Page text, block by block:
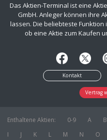
Das Aktien-Terminal ist eine
GmbH. Anleger können ihre
lassen. Die beliebteste
ob eine Aktie zum Kaufen
Kontakt
Vertrag
Enthaltene Aktien: 0-9 A B
I
J K L M N O